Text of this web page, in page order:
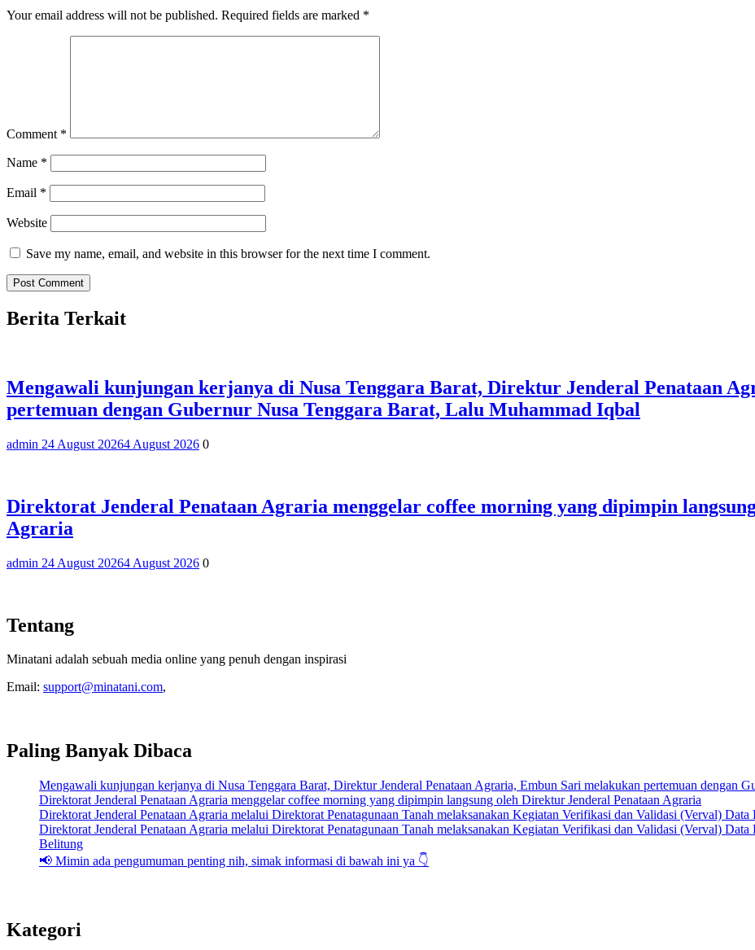
Your email address will not be published. Required fields are marked *
Comment *
Name *
Email *
Website
Save my name, email, and website in this browser for the next time I comment.
Berita Terkait
Mengawali kunjungan kerjanya di Nusa Tenggara Barat, Direktur Jenderal Penataan
pertemuan dengan Gubernur Nusa Tenggara Barat, Lalu Muhammad Iqbal
admin 24 August 20264 August 2026 0
Direktorat Jenderal Penataan Agraria menggelar coffee morning yang dipimpin
Agraria
admin 24 August 20264 August 2026 0
Tentang
Minatani adalah sebuah media online yang penuh dengan inspirasi
Email: support@minatani.com,
Paling Banyak Dibaca
Mengawali kunjungan kerjanya di Nusa Tenggara Barat, Direktur Jenderal Penataan Agraria, Embun Sari melakukan pertemuan dengan
Direktorat Jenderal Penataan Agraria menggelar coffee morning yang dipimpin langsung oleh Direktur Jenderal Penataan Agraria
Direktorat Jenderal Penataan Agraria melalui Direktorat Penatagunaan Tanah melaksanakan Kegiatan Verifikasi dan Validasi (Verval)
Direktorat Jenderal Penataan Agraria melalui Direktorat Penatagunaan Tanah melaksanakan Kegiatan Verifikasi dan Validasi (Verval)
Belitung
📢 Mimin ada pengumuman penting nih, simak informasi di bawah ini ya 👇
Kategori